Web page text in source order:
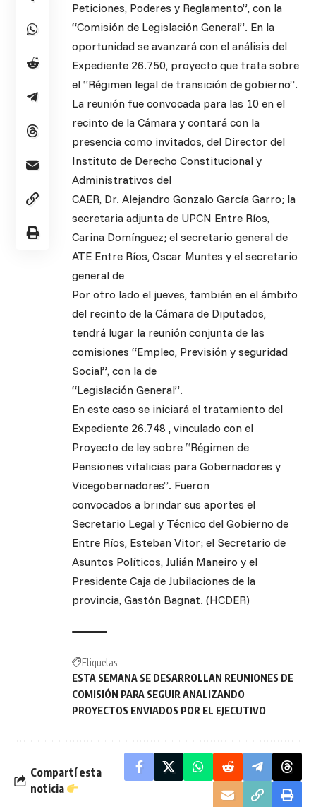
Peticiones, Poderes y Reglamento”, con la
“Comisión de Legislación General”. En la
oportunidad se avanzará con el análisis del
Expediente 26.750, proyecto que trata sobre
el “Régimen legal de transición de gobierno”.
La reunión fue convocada para las 10 en el
recinto de la Cámara y contará con la
presencia como invitados, del Director del
Instituto de Derecho Constitucional y
Administrativos del
CAER, Dr. Alejandro Gonzalo García Garro; la
secretaria adjunta de UPCN Entre Ríos,
Carina Domínguez; el secretario general de
ATE Entre Ríos, Oscar Muntes y el secretario
general de
Por otro lado el jueves, también en el ámbito
del recinto de la Cámara de Diputados,
tendrá lugar la reunión conjunta de las
comisiones “Empleo, Previsión y seguridad
Social”, con la de
“Legislación General”.
En este caso se iniciará el tratamiento del
Expediente 26.748 , vinculado con el
Proyecto de ley sobre “Régimen de
Pensiones vitalicias para Gobernadores y
Vicegobernadores”. Fueron
convocados a brindar sus aportes el
Secretario Legal y Técnico del Gobierno de
Entre Ríos, Esteban Vitor; el Secretario de
Asuntos Políticos, Julián Maneiro y el
Presidente Caja de Jubilaciones de la
provincia, Gastón Bagnat. (HCDER)
Etiquetas:
ESTA SEMANA SE DESARROLLAN REUNIONES DE
COMISIÓN PARA SEGUIR ANALIZANDO
PROYECTOS ENVIADOS POR EL EJECUTIVO
Compartí esta
noticia